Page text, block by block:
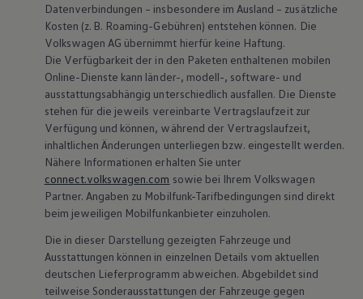
Datenverbindungen – insbesondere im Ausland – zusätzliche
Kosten (z. B. Roaming-Gebühren) entstehen können. Die
Volkswagen AG übernimmt hierfür keine Haftung.
Die Verfügbarkeit der in den Paketen enthaltenen mobilen
Online-Dienste kann länder-, modell-, software- und
ausstattungsabhängig unterschiedlich ausfallen. Die Dienste
stehen für die jeweils vereinbarte Vertragslaufzeit zur
Verfügung und können, während der Vertragslaufzeit,
inhaltlichen Änderungen unterliegen bzw. eingestellt werden.
Nähere Informationen erhalten Sie unter
connect.volkswagen.com sowie bei Ihrem Volkswagen
Partner. Angaben zu Mobilfunk-Tarifbedingungen sind direkt
beim jeweiligen Mobilfunkanbieter einzuholen.
Die in dieser Darstellung gezeigten Fahrzeuge und
Ausstattungen können in einzelnen Details vom aktuellen
deutschen Lieferprogramm abweichen. Abgebildet sind
teilweise Sonderausstattungen der Fahrzeuge gegen